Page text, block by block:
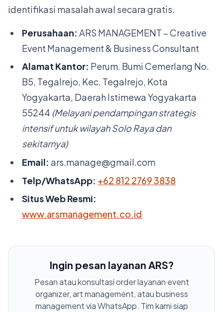
identifikasi masalah awal secara gratis.
Perusahaan: ARS MANAGEMENT – Creative
Event Management & Business Consultant
Alamat Kantor: Perum. Bumi Cemerlang No.
B5, Tegalrejo, Kec. Tegalrejo, Kota
Yogyakarta, Daerah Istimewa Yogyakarta
55244 (Melayani pendampingan strategis
intensif untuk wilayah Solo Raya dan
sekitarnya)
Email: ars.manage@gmail.com
Telp/WhatsApp: +62 812 2769 3838
Situs Web Resmi:
www.arsmanagement.co.id
Ingin pesan layanan ARS?
Pesan atau konsultasi order layanan event
organizer, art management, atau business
management via WhatsApp. Tim kami siap